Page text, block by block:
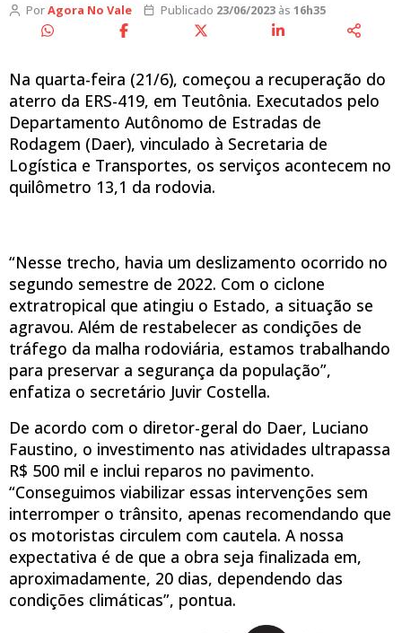
PorAgora No Vale Publicado 23/06/2023às 16h35
Na quarta-feira (21/6), começou a recuperação do
aterro da ERS-419, em Teutônia. Executados pelo
Departamento Autônomo de Estradas de
Rodagem (Daer), vinculado à Secretaria de
Logística e Transportes, os serviços acontecem no
quilômetro 13,1 da rodovia.
“Nesse trecho, havia um deslizamento ocorrido no
segundo semestre de 2022. Com o ciclone
extratropical que atingiu o Estado, a situação se
agravou. Além de restabelecer as condições de
tráfego da malha rodoviária, estamos trabalhando
para preservar a segurança da população”,
enfatiza o secretário Juvir Costella.
De acordo com o diretor-geral do Daer, Luciano
Faustino, o investimento nas atividades ultrapassa
R$ 500 mil e inclui reparos no pavimento.
“Conseguimos viabilizar essas intervenções sem
interromper o trânsito, apenas recomendando que
os motoristas circulem com cautela. A nossa
expectativa é de que a obra seja finalizada em,
aproximadamente, 20 dias, dependendo das
condições climáticas”, pontua.